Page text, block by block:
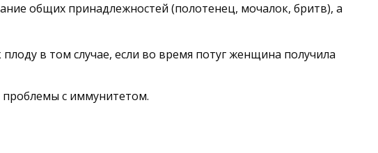
общих принадлежностей (полотенец, мочалок, бритв), а
в том случае, если во время потуг женщина получила
проблемы с иммунитетом.